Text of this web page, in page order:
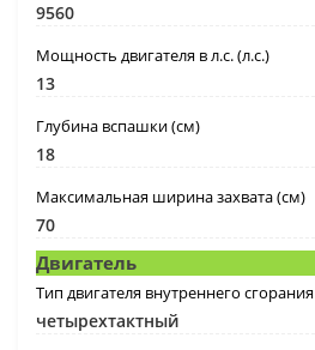
9560
Мощность двигателя в л.с. (л.с.)
13
Глубина вспашки (см)
18
Максимальная ширина захвата (см)
70
Двигатель
Тип двигателя внутреннего сгорания
четырехтактный